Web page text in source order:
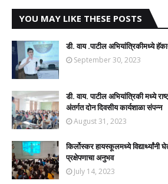
YOU MAY LIKE THESE POSTS
डी. वाय .पाटील अभियांत्रिकीमध्ये
September 30, 2023
डी. वाय. पाटील अभियांत्रिकी मध्ये
अंतर्गत दोन दिवसीय कार्यशाळा संपन्न
August 31, 2023
किर्लोस्कर हायस्कूलमध्ये
प्रक्षेपणाचा अनुभव
July 14, 2023